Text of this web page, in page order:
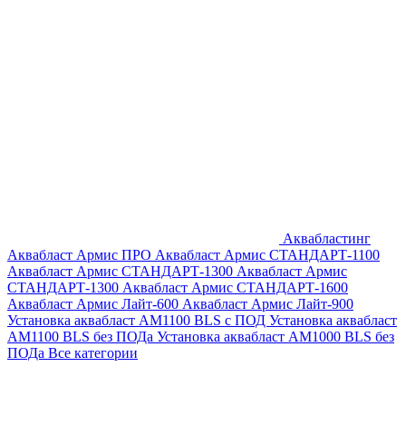
Аквабластинг
Аквабласт Армис ПРО Аквабласт Армис СТАНДАРТ-1100
Аквабласт Армис СТАНДАРТ-1300 Аквабласт Армис
СТАНДАРТ-1300 Аквабласт Армис СТАНДАРТ-1600
Аквабласт Армис Лайт-600 Аквабласт Армис Лайт-900
Установка аквабласт AM1100 BLS с ПОД Установка аквабласт
AM1100 BLS без ПОДа Установка аквабласт AM1000 BLS без
ПОДа Все категории